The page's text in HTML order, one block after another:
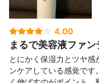
4.00
まるで美容液ファン
とにかく保湿力とツヤ
ンケアしている感覚で